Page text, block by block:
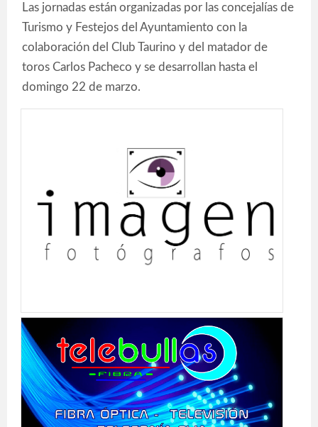
Las jornadas están organizadas por las concejalías de
Turismo y Festejos del Ayuntamiento con la
colaboración del Club Taurino y del matador de
toros Carlos Pacheco y se desarrollan hasta el
domingo 22 de marzo.